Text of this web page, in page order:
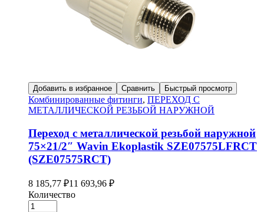
Добавить в избранное Сравнить Быстрый просмотр
Комбинированные фитинги, ПЕРЕХОД С
МЕТАЛЛИЧЕСКОЙ РЕЗЬБОЙ НАРУЖНОЙ
Переход с металлической резьбой наружной
75×21/2″ Wavin Ekoplastik SZE07575LFRCT
(SZE07575RCT)
8 185,77 ₽11 693,96 ₽
Количество